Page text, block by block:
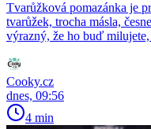
Tvarůžková pomazánka je
tvarůžek, trocha másla,
výrazný, že ho buď
Cooky.cz
dnes, 09:56
4 min